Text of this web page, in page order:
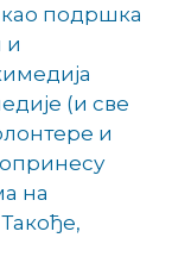
као подршка
и
(и све
и
на